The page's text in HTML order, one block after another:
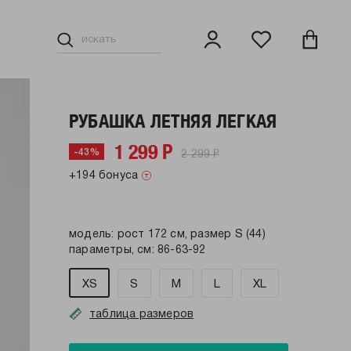
РУБАШКА ЛЕТНЯЯ ЛЕГКАЯ
-43% 1 299 Р 2 299 Р
+194 бонуса
модель: рост 172 см, размер S (44)
параметры, см: 86-63-92
XS S M L XL
таблица размеров